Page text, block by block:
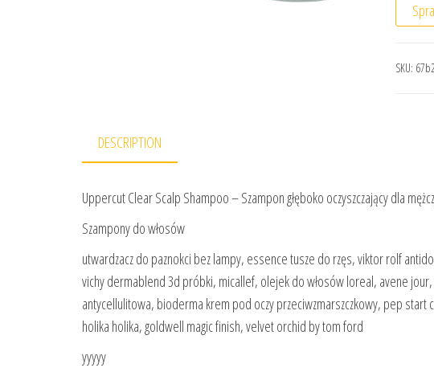
SKU:
DESCRIPTION
Uppercut Clear Scalp Shampoo – Szampon głęboko oczyszczający dla
Szampony do włosów
utwardzacz do paznokci bez lampy, essence tusze do rzęs, viktor rolf
vichy dermablend 3d próbki, micallef, olejek do włosów loreal, avene
antycellulitowa, bioderma krem pod oczy przeciwzmarszczkowy, pep
holika holika, goldwell magic finish, velvet orchid by tom ford
yyyyy